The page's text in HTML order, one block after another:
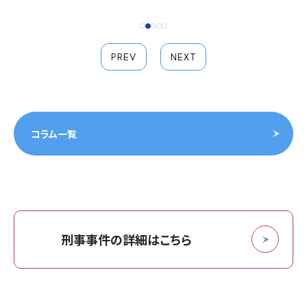
PREV NEXT
コラム一覧
刑事事件の詳細はこちら